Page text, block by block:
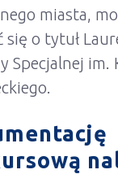
miasta,
się o tytuł
Specjalnej im.